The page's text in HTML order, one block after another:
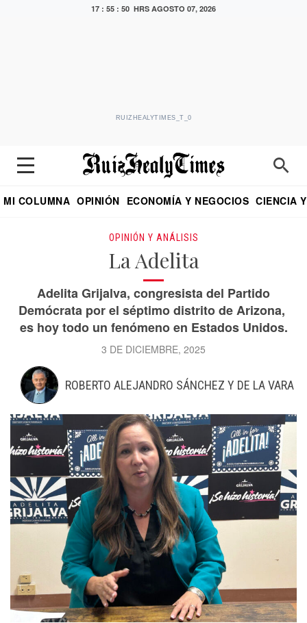
17 : 55 : 51 HRS AGOSTO 07, 2026
RUIZHEALYTIMES_T_0
MI COLUMNA OPINIÓN ECONOMÍA Y NEGOCIOS CIENCIA
OPINIÓN Y ANÁLISIS
La Adelita
Adelita Grijalva, congresista del Partido
Demócrata por el séptimo distrito de Arizona,
es hoy todo un fenómeno en Estados Unidos.
3 DE DICIEMBRE, 2025
ROBERTO ALEJANDRO SÁNCHEZ Y DE LA VARA